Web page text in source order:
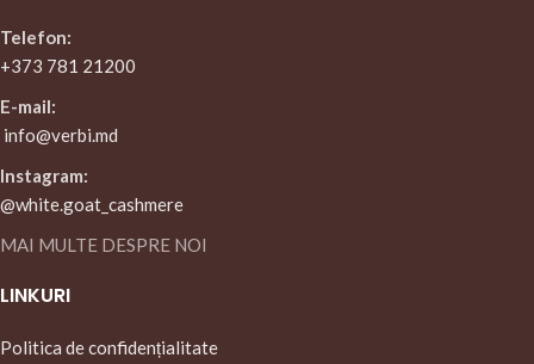
Telefon:
+373 781 21200
E-mail:
info@verbi.md
Instagram:
@white.goat_cashmere
MAI MULTE DESPRE NOI
LINKURI
Politica de confidențialitate